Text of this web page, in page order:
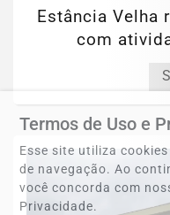
Estância Velha
com
Termos de Uso e
Esse site utiliza
de navegação. Ao
você concorda com
Privacidade.